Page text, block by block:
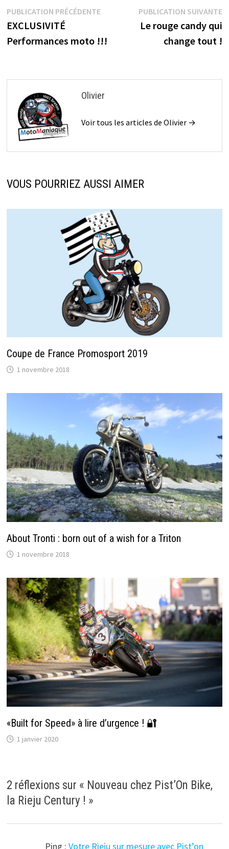
Navigation
de
PUBLICATION PRÉCÉDENTEPublication
précédente :
EXCLUSIVITÉ
Performances moto !!!
PUBLICATION SUIVANTE
Le rouge candy qui
change tout !
Olivier
Voir tous les articles de Olivier →
VOUS POURRIEZ AUSSI AIMER
Coupe de France Promosport 2019
1 novembre 2018
About Tronti : born out of a wish for a Triton
1 novembre 2018
«Built for Speed» à lire d’urgence ! 🔐
1 janvier 2020
2 réflexions sur « Nouveau chez Pist’On Bike,
la Rieju Century ! »
Ping : Votre Rieju sur mesure avec Pist’on